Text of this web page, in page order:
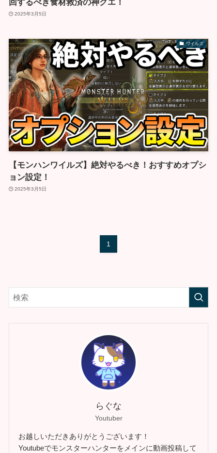
回するべき食材救済の神クエ！
2025年3月5日
ワイルズ
【モンハンワイルズ】絶対やるべき！おすすめオプシ
ョン設定！
2025年3月5日
1
らぐな
Youtuber
お越しいただきありがとうございます！
Youtubeでモンスターハンターをメインに動画投稿して